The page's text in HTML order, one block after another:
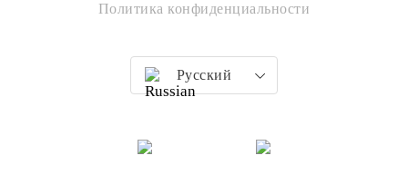
Политика конфиденциальности
Русский